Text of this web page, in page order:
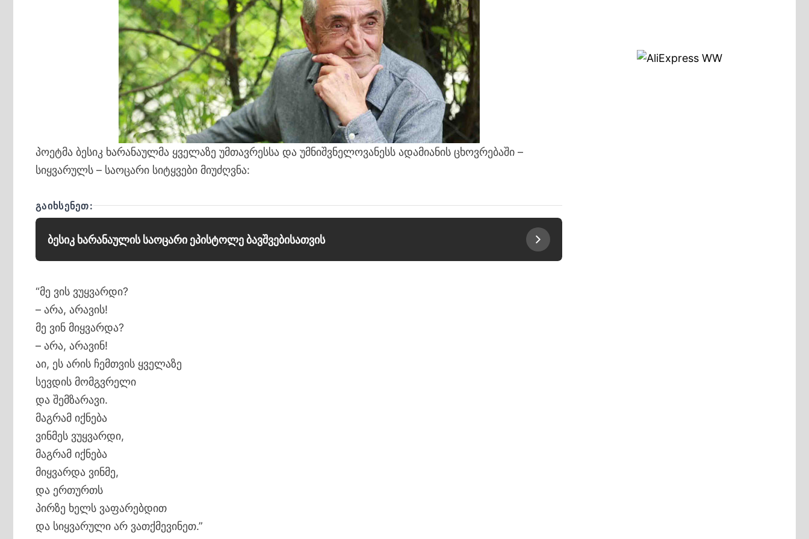
პოეტმა ბესიკ ხარანაულმა ყველაზე უმთავრესსა და უმნიშვნელოვანესს ადამიანის ცხოვრებაში –
სიყვარულს – საოცარი სიტყვები მიუძღვნა:
ᲒᲐᲘᲮᲡᲔᲜᲔᲗ:
ბესიკ ხარანაულის საოცარი ეპისტოლე ბავშვებისათვის
“მე ვის ვუყვარდი?
– არა, არავის!
მე ვინ მიყვარდა?
– არა, არავინ!
აი, ეს არის ჩემთვის ყველაზე
სევდის მომგვრელი
და შემზარავი.
მაგრამ იქნება
ვინმეს ვუყვარდი,
მაგრამ იქნება
მიყვარდა ვინმე,
და ერთურთს
პირზე ხელს ვაფარებდით
და სიყვარული არ ვათქმევინეთ.”